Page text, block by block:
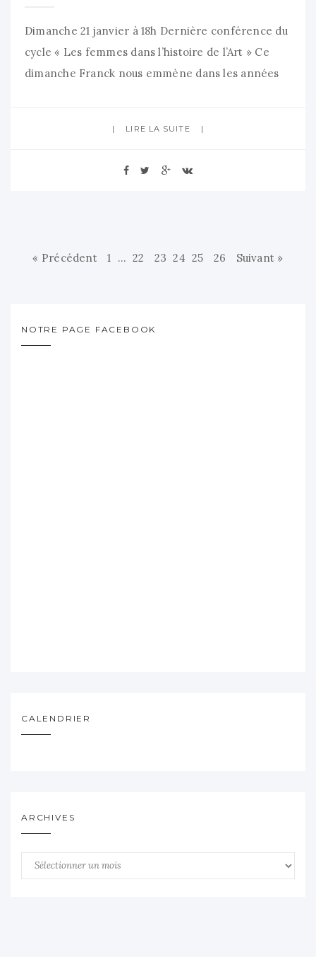
Dimanche 21 janvier à 18h Dernière conférence du
cycle « Les femmes dans l’histoire de l’Art » Ce
dimanche Franck nous emmène dans les années
Birnbaum ou Yoko Ono questionnent ce que l’on
LIRE LA SUITE
« Précédent 1 … 22 23 24 25 26 Suivant »
NOTRE PAGE FACEBOOK
CALENDRIER
ARCHIVES
Archives